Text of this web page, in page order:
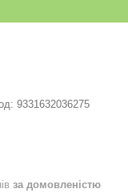
9331632036275
за домовленістю